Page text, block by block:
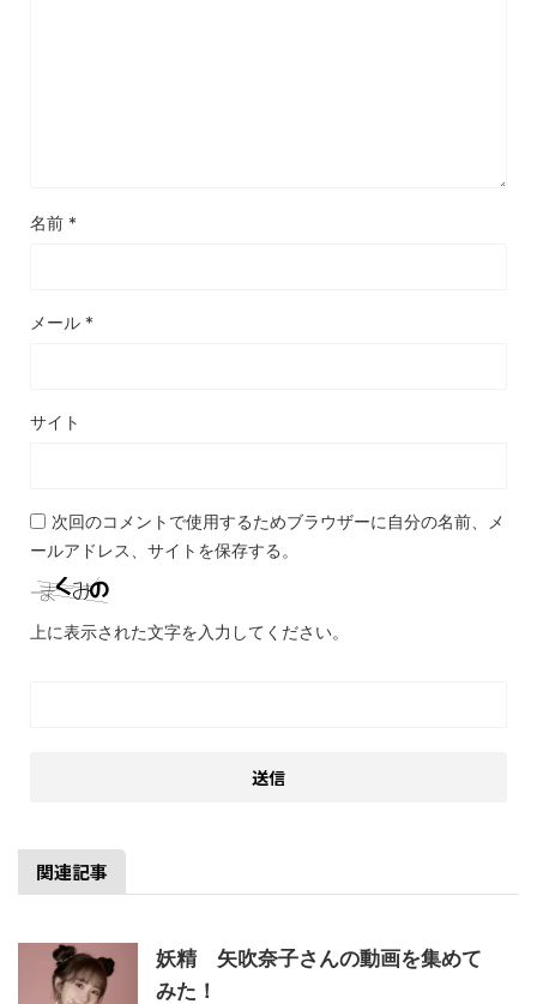
名前 *
メール *
サイト
次回のコメントで使用するためブラウザーに自分の名前、メ
ールアドレス、サイトを保存する。
上に表示された文字を入力してください。
関連記事
妖精 矢吹奈子さんの動画を集めて
みた！